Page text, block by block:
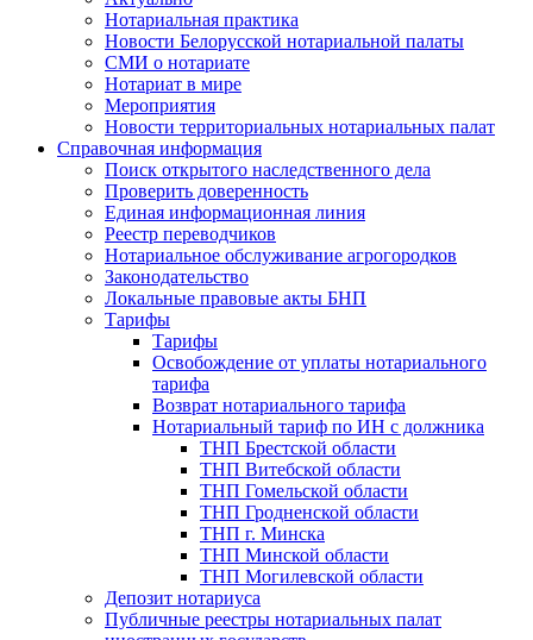
Нотариальная практика
Новости Белорусской нотариальной палаты
СМИ о нотариате
Нотариат в мире
Мероприятия
Новости территориальных нотариальных палат
Справочная информация
Поиск открытого наследственного дела
Проверить доверенность
Единая информационная линия
Реестр переводчиков
Нотариальное обслуживание агрогородков
Законодательство
Локальные правовые акты БНП
Тарифы
Тарифы
Освобождение от уплаты нотариального
тарифа
Возврат нотариального тарифа
Нотариальный тариф по ИН с должника
ТНП Брестской области
ТНП Витебской области
ТНП Гомельской области
ТНП Гродненской области
ТНП г. Минска
ТНП Минской области
ТНП Могилевской области
Депозит нотариуса
Публичные реестры нотариальных палат